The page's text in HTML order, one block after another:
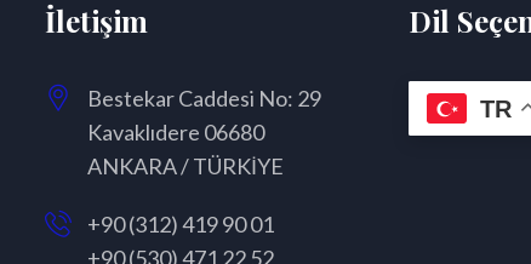
İletişim
Bestekar Caddesi No: 29
Kavaklıdere 06680
ANKARA / TÜRKİYE
+90 (312) 419 90 01
+90 (530) 471 22 52
Dil
TR